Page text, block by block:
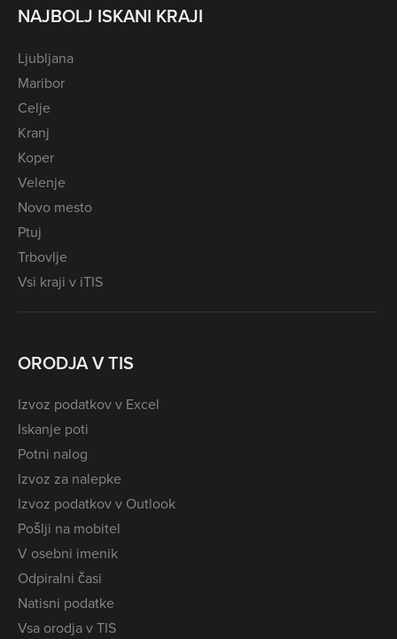
NAJBOLJ ISKANI KRAJI
Ljubljana
Maribor
Celje
Kranj
Koper
Velenje
Novo mesto
Ptuj
Trbovlje
Vsi kraji v iTIS
ORODJA V TIS
Izvoz podatkov v Excel
Iskanje poti
Potni nalog
Izvoz za nalepke
Izvoz podatkov v Outlook
Pošlji na mobitel
V osebni imenik
Odpiralni časi
Natisni podatke
Vsa orodja v TIS